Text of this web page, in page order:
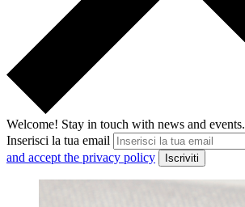
Welcome! Stay in touch with news and events.
Inserisci la tua email
and accept the privacy policy